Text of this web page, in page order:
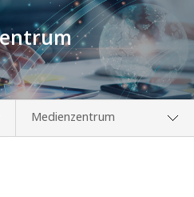
Medienzentrum